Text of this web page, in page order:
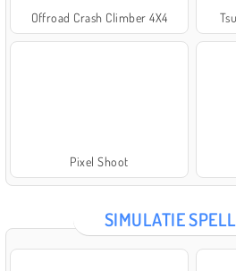
Offroad Crash Climber 4X4
Pixel Shoot
SIMULATIE